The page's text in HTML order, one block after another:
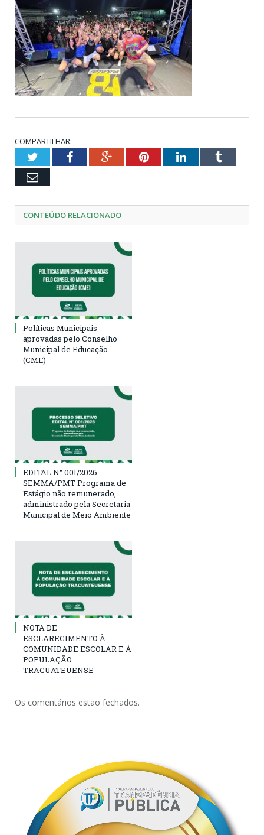
COMPARTILHAR:
TwitterFacebookGoogle+PinterestLinkedInTumblr
Email
CONTEÚDO RELACIONADO
Políticas Municipais
aprovadas pelo Conselho
Municipal de Educação
(CME)
EDITAL N° 001/2026
SEMMA/PMT Programa de
Estágio não remunerado,
administrado pela Secretaria
Municipal de Meio Ambiente
NOTA DE
ESCLARECIMENTO À
COMUNIDADE ESCOLAR E À
POPULAÇÃO
TRACUATEUENSE
Os comentários estão fechados.